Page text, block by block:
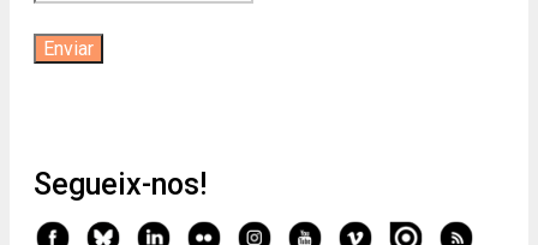
Segueix-nos!